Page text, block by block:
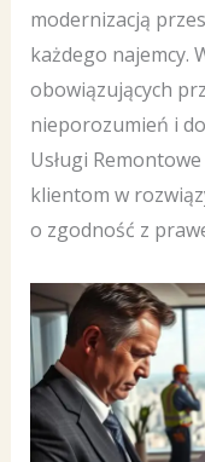
modernizacją
każdego najemcy.
obowiązujących
nieporozumień i
Usługi
klientom w
o zgodność z